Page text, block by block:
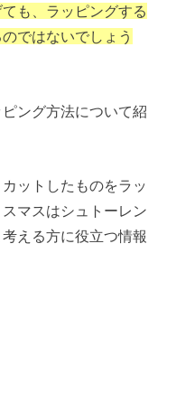
も、ラッピングする
ではないでしょう
ング方法について紹
ットしたものをラッ
マスはシュトーレン
える方に役立つ情報